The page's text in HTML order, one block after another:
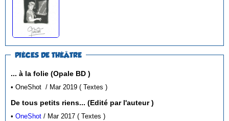
PIÈCES DE THÉÂTRE
... à la folie (Opale BD )
• OneShot / Mar 2019 ( Textes )
De tous petits riens... (Edité par l'auteur )
•OneShot / Mar 2017 ( Textes )